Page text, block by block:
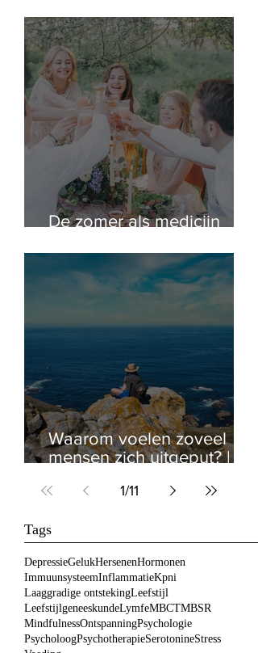
De zomer als medicijn
Waarom voelen zoveel
mensen zich uitgeput? |
en het zenuwstelsel
1/11
Tags
DepressieGelukHersenenHormonen
ImmuunsysteemInflammatieKpni
Laaggradige ontstekingLeefstijl
LeefstijlgeneeskundeLymfeMBCTMBSR
MindfulnessOntspanningPsychologie
PsycholoogPsychotherapieSerotonineStress